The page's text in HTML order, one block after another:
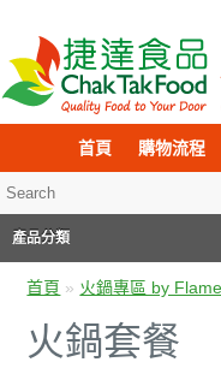
首頁 購物流程
產品分類
首頁 » 火鍋專區 by
火鍋套餐